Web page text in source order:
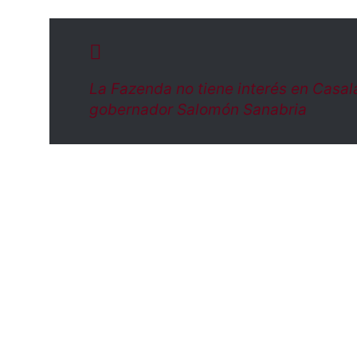
La Fazenda no tiene interés en
gobernador Salomón Sanabria